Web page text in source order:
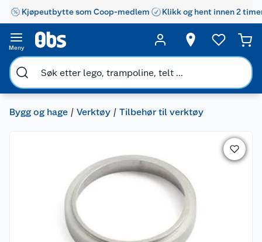
Kjøpeutbytte som Coop-medlem Klikk og hent innen 2
Meny
Bygg og hage Verktøy Tilbehør til verktøy